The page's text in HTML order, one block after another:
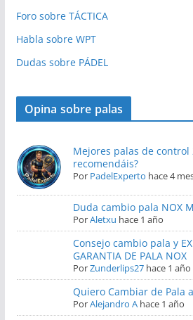
Foro sobre TÁCTICA
Habla sobre WPT
Dudas sobre PÁDEL
Opina sobre palas
Mejores palas de control
recomendáis?
Por PadelExperto hace 4
Duda cambio pala NOX
PorAletxu hace 1 año
Consejo cambio pala y
GARANTIA DE PALA NOX
PorZunderlips27 hace 1 año
Quiero Cambiar de Pala
PorAlejandro A hace 1 año